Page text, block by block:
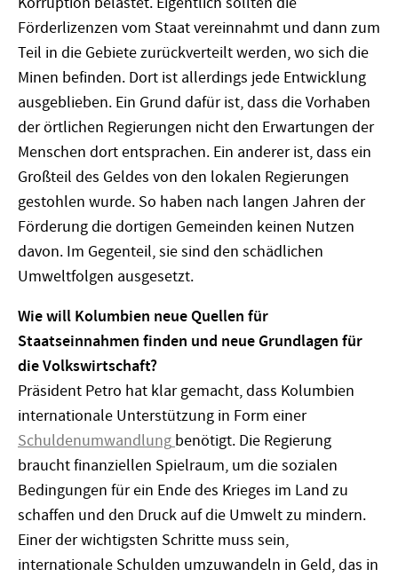
Förderlizenzen vom Staat vereinnahmt und dann zum
Teil in die Gebiete zurückverteilt werden, wo sich die
Minen befinden. Dort ist allerdings jede Entwicklung
ausgeblieben. Ein Grund dafür ist, dass die Vorhaben
der örtlichen Regierungen nicht den Erwartungen der
Menschen dort entsprachen. Ein anderer ist, dass ein
Großteil des Geldes von den lokalen Regierungen
gestohlen wurde. So haben nach langen Jahren der
Förderung die dortigen Gemeinden keinen Nutzen
davon. Im Gegenteil, sie sind den schädlichen
Umweltfolgen ausgesetzt.
Wie will Kolumbien neue Quellen für
Staatseinnahmen finden und neue Grundlagen für
die Volkswirtschaft?
Präsident Petro hat klar gemacht, dass Kolumbien
internationale Unterstützung in Form einer
Schuldenumwandlung benötigt. Die Regierung
braucht finanziellen Spielraum, um die sozialen
Bedingungen für ein Ende des Krieges im Land zu
schaffen und den Druck auf die Umwelt zu mindern.
Einer der wichtigsten Schritte muss sein,
internationale Schulden umzuwandeln in Geld, das in